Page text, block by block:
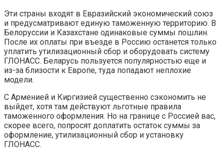
Эти страны входят в Евразийский экономический союз
и предусматривают единую таможенную территорию. В
Белоруссии и Казахстане одинаковые суммы пошлин.
После их оплаты при въезде в Россию останется только
уплатить утилизационный сбор и оборудовать систему
ГЛОНАСС. Беларусь пользуется популярностью еще и
из-за близости к Европе, туда попадают неплохие
модели.
С Арменией и Киргизией существенно сэкономить не
выйдет, хотя там действуют льготные правила
таможенного оформления. Но на границе с Россией вас,
скорее всего, попросят доплатить остаток суммы за
оформление, утилизационный сбор и установку
ГЛОНАСС.